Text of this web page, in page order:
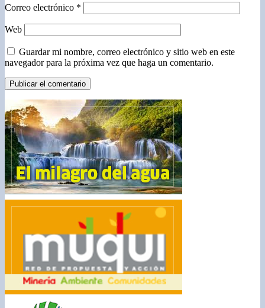
Correo electrónico *
Web
Guardar mi nombre, correo electrónico y sitio web en este
navegador para la próxima vez que haga un comentario.